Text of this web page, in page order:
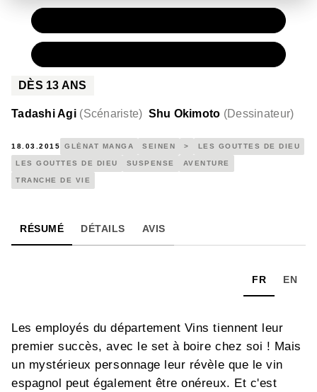
DÈS 13 ANS
Tadashi Agi (Scénariste) Shu Okimoto (Dessinateur)
18.03.2015 GLÉNAT MANGA SEINEN > LES GOUTTES DE DIEU
LES GOUTTES DE DIEU SUSPENSE AVENTURE
TRANCHE DE VIE
RÉSUMÉ DÉTAILS AVIS
FR EN
Les employés du département Vins tiennent leur
premier succès, avec le set à boire chez soi ! Mais
un mystérieux personnage leur révèle que le vin
espagnol peut également être onéreux. Et c'est